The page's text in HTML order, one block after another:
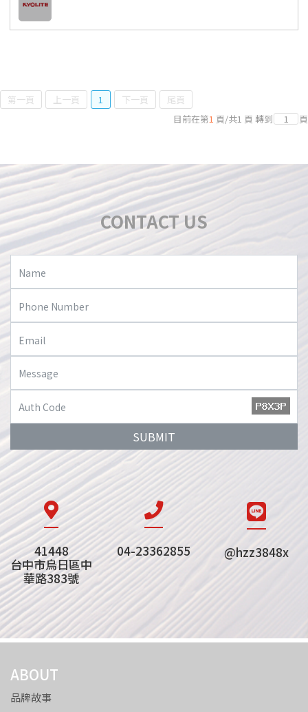
第一頁 上一頁 1 下一頁
尾頁
目前在第1 頁/共1 頁 轉到 頁
CONTACT US
SUBMIT
41448
台中市烏日區中
華路383號
04-23362855 @hzz3848x
ABOUT
品牌故事